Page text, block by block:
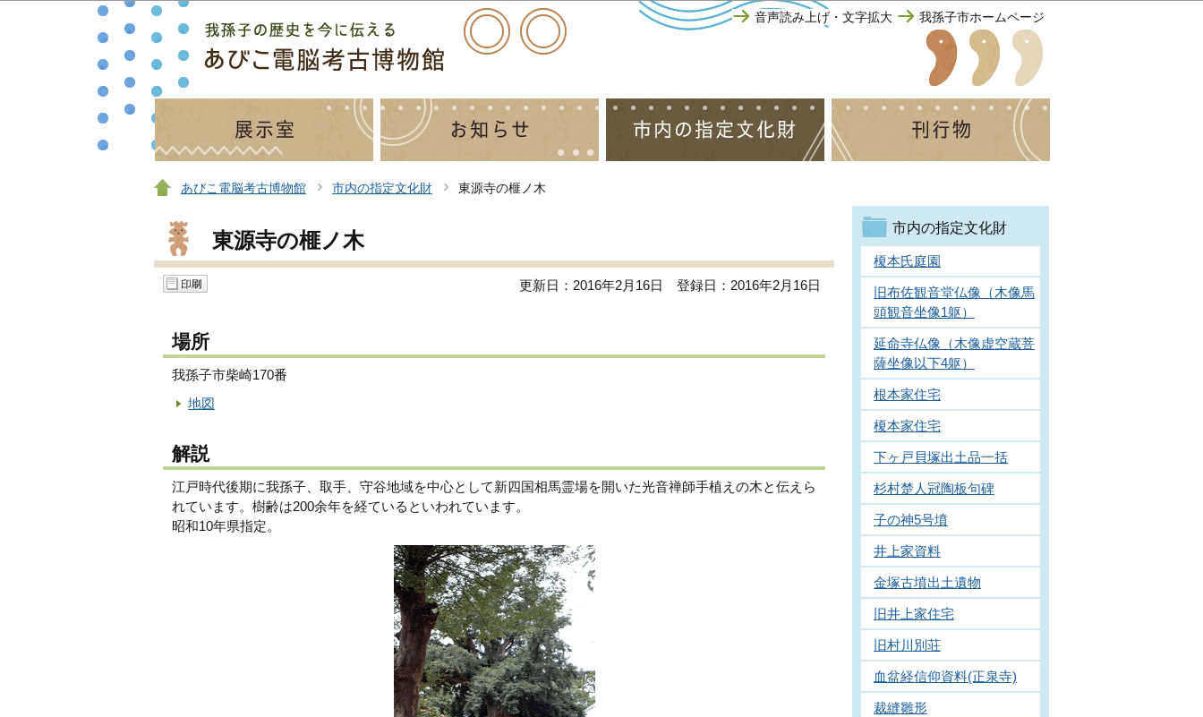
このページの本文へ移動
音声読み上げ・文字拡大 我孫子市ホームページ
あびこ電脳考古博物館 市内の指定文化財 東源寺の榧ノ木
東源寺の榧ノ木
更新日：2016年2月16日 登録日：2016年2月16日
場所
我孫子市柴崎170番
地図
解説
江戸時代後期に我孫子、取手、守谷地域を中心として新四国相馬霊場を開いた光音禅師手植えの木と伝えら
れています。樹齢は200余年を経ているといわれています。
昭和10年県指定。
市内の指定文化財
榎本氏庭園
旧布佐観音堂仏像（木像馬
頭観音坐像1躯）
延命寺仏像（木像虚空蔵菩
薩坐像以下4躯）
根本家住宅
榎本家住宅
下ヶ戸貝塚出土品一括
杉村楚人冠陶板句碑
子の神5号墳
井上家資料
金塚古墳出土遺物
旧井上家住宅
旧村川別荘
血盆経信仰資料(正泉寺)
裁縫雛形